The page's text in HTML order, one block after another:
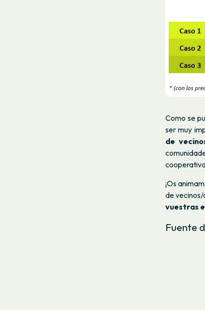
Como se
ser muy
de
¡Os
de vecinos/
vuestras
Fuente